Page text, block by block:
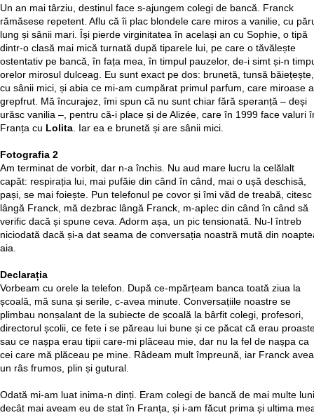
Un an mai târziu, destinul face s-ajungem colegi de bancă. Franck
rămăsese repetent. Aflu că îi plac blondele care miros a vanilie, cu
lung și sânii mari. Își pierde virginitatea în același an cu Sophie, o tipă
dintr-o clasă mai mică turnată după tiparele lui, pe care o tăvălește
ostentativ pe bancă, în fața mea, în timpul pauzelor, de-i simt și-n
orelor mirosul dulceag. Eu sunt exact pe dos: brunetă, tunsă băiețește,
cu sânii mici, și abia ce mi-am cumpărat primul parfum, care miroase a
grepfrut. Mă încurajez, îmi spun că nu sunt chiar fără speranță – deși
urăsc vanilia –, pentru că-i place și de Alizée, care în 1999 face valuri
Franța cu Lolita. Iar ea e brunetă și are sânii mici.
Fotografia 2
Am terminat de vorbit, dar n-a închis. Nu aud mare lucru la celălalt
capăt: respirația lui, mai pufăie din când în când, mai o ușă deschisă,
pași, se mai foiește. Pun telefonul pe covor și îmi văd de treabă, citesc
lângă Franck, mă dezbrac lângă Franck, m-aplec din când în când să
verific dacă și spune ceva. Adorm așa, un pic tensionată. Nu-l întreb
niciodată dacă și-a dat seama de conversația noastră mută din
aia.
Declarația
Vorbeam cu orele la telefon. După ce-mpărțeam banca toată ziua la
școală, mă suna și serile, c-avea minute. Conversațiile noastre se
plimbau nonșalant de la subiecte de școală la bârfit colegi, profesori,
directorul școlii, ce fete i se păreau lui bune și ce păcat că erau
sau ce nașpa erau tipii care-mi plăceau mie, dar nu la fel de nașpa ca
cei care mă plăceau pe mine. Râdeam mult împreună, iar Franck avea
un râs frumos, plin și gutural.
Odată mi-am luat inima-n dinți. Eram colegi de bancă de mai multe luni
decât mai aveam eu de stat în Franța, și i-am făcut prima și ultima